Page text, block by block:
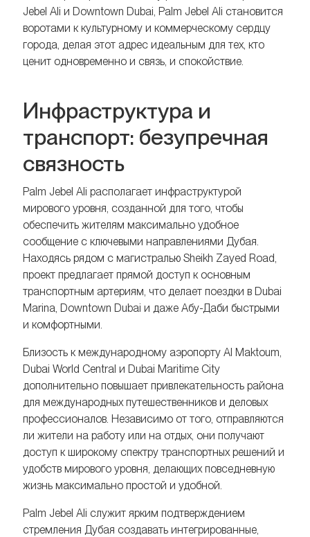
Jebel Ali и Downtown Dubai, Palm Jebel Ali становится
воротами к культурному и коммерческому сердцу
города, делая этот адрес идеальным для тех, кто
ценит одновременно и связь, и спокойствие.
Инфраструктура и
транспорт: безупречная
связность
Palm Jebel Ali располагает инфраструктурой
мирового уровня, созданной для того, чтобы
обеспечить жителям максимально удобное
сообщение с ключевыми направлениями Дубая.
Находясь рядом с магистралью Sheikh Zayed Road,
проект предлагает прямой доступ к основным
транспортным артериям, что делает поездки в Dubai
Marina, Downtown Dubai и даже Абу-Даби быстрыми
и комфортными.
Близость к международному аэропорту Al Maktoum,
Dubai World Central и Dubai Maritime City
дополнительно повышает привлекательность района
для международных путешественников и деловых
профессионалов. Независимо от того, отправляются
ли жители на работу или на отдых, они получают
доступ к широкому спектру транспортных решений и
удобств мирового уровня, делающих повседневную
жизнь максимально простой и удобной.
Palm Jebel Ali служит ярким подтверждением
стремления Дубая создавать интегрированные,